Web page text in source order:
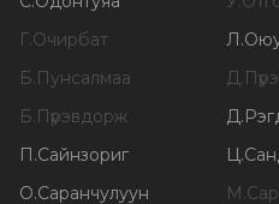
Г.Очирбат Л .
Б. Пунсалмаа Д.
Б. Пүрэвдорж Д.
П .Сайнзориг Ц.
О.Саранчулуун М .